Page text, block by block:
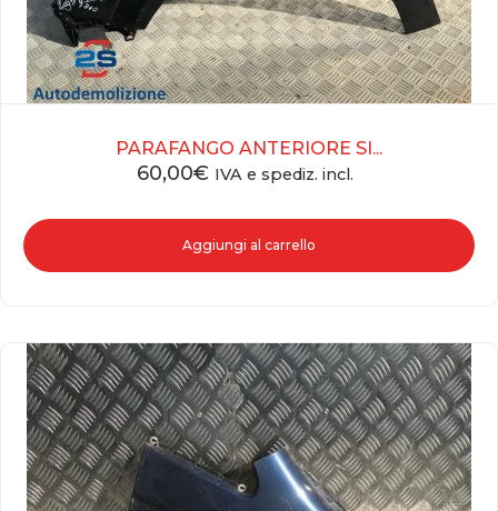
PARAFANGO ANTERIORE SI...
60,00€ IVA e spediz. incl.
Aggiungi al carrello